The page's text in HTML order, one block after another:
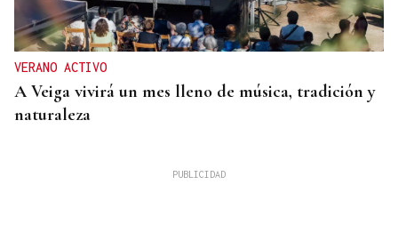
VERANO ACTIVO
A Veiga vivirá un mes lleno de música, tradición y
naturaleza